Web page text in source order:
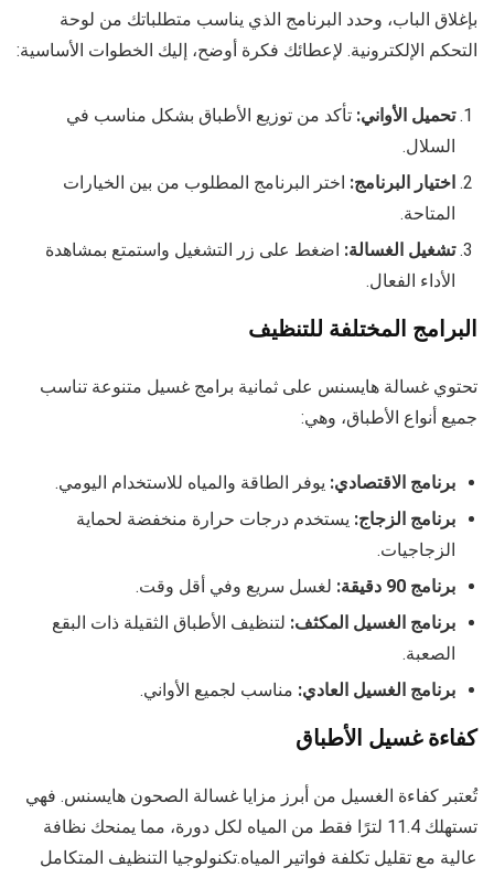
بإغلاق الباب، وحدد البرنامج الذي يناسب متطلباتك من لوحة
التحكم الإلكترونية. لإعطائك فكرة أوضح، إليك الخطوات الأساسية:
تحميل الأواني: تأكد من توزيع الأطباق بشكل مناسب في
السلال.
اختيار البرنامج: اختر البرنامج المطلوب من بين الخيارات
المتاحة.
تشغيل الغسالة: اضغط على زر التشغيل واستمتع بمشاهدة
الأداء الفعال.
البرامج المختلفة للتنظيف
تحتوي غسالة هايسنس على ثمانية برامج غسيل متنوعة تناسب
جميع أنواع الأطباق، وهي:
برنامج الاقتصادي: يوفر الطاقة والمياه للاستخدام اليومي.
برنامج الزجاج: يستخدم درجات حرارة منخفضة لحماية
الزجاجيات.
برنامج 90 دقيقة:
لغسل سريع وفي أقل وقت.
برنامج الغسيل المكثف: لتنظيف الأطباق الثقيلة ذات البقع
الصعبة.
برنامج الغسيل العادي: مناسب لجميع الأواني.
كفاءة غسيل الأطباق
تُعتبر كفاءة الغسيل من أبرز مزايا غسالة الصحون هايسنس. فهي
تستهلك 11.4 لترًا فقط من المياه لكل دورة، مما يمنحك نظافة
عالية مع تقليل تكلفة فواتير المياه.تكنولوجيا التنظيف المتكامل